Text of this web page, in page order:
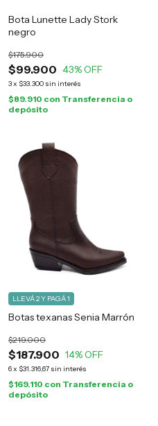
Bota Lunette Lady Stork
negro
$99.900
$175.900
43% OFF
3x $33.300 sin interés
$89.910 con Transferencia o
depósito
Botas texanas Senia Marrón
$187.900
$219.000
14% OFF
6x $31.316,67 sin interés
LLEVÁ 2 Y PAGÁ 1
$169.110 con Transferencia o
depósito